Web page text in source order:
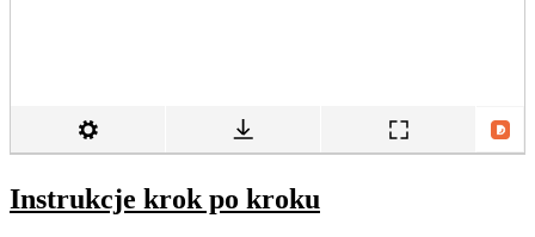
Instrukcje krok po kroku